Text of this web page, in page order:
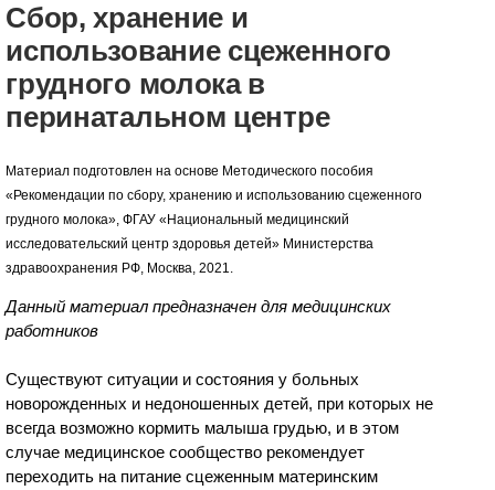
Сбор, хранение и
использование сцеженного
грудного молока в
перинатальном центре
Материал подготовлен на основе Методического пособия
«Рекомендации по сбору, хранению и использованию сцеженного
грудного молока», ФГАУ «Национальный медицинский
исследовательский центр здоровья детей» Министерства
здравоохранения РФ, Москва, 2021.
Данный материал предназначен для медицинских
работников
Существуют ситуации и состояния у больных
новорожденных и недоношенных детей, при которых не
всегда возможно кормить малыша грудью, и в этом
случае медицинское сообщество рекомендует
переходить на питание сцеженным материнским